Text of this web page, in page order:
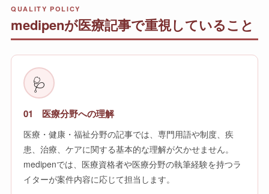
QUALITY POLICY
medipenが医療記事で重視していること
🩺
01 医療分野への理解
医療・健康・福祉分野の記事では、専門用語や制度、疾
患、治療、ケアに関する基本的な理解が欠かせません。
medipenでは、医療資格者や医療分野の執筆経験を持つラ
イターが案件内容に応じて担当します。